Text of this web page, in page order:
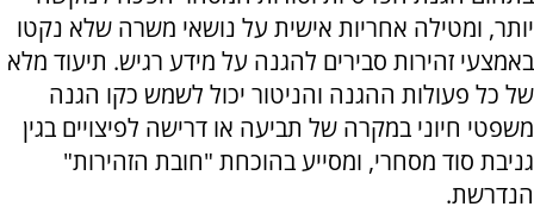
יותר, ומטילה אחריות אישית על נושאי משרה שלא נקטו
באמצעי זהירות סבירים להגנה על מידע רגיש. תיעוד מלא
של כל פעולות ההגנה והניטור יכול לשמש כקו הגנה
משפטי חיוני במקרה של תביעה או דרישה לפיצויים בגין
גניבת סוד מסחרי, ומסייע בהוכחת "חובת הזהירות"
הנדרשת.